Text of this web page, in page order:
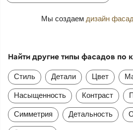
Мы создаем дизайн
Найти другие типы фасадов по
Стиль Детали Цвет
Насыщенность Контраст
Симметрия Детальность